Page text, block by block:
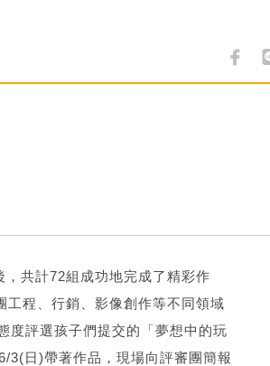
共計72組成功地完成了精彩作
程、行銷、影像創作等不同領域
度評選孩子們提交的「夢想中的玩
3(日)帶著作品，現場向評審團簡報